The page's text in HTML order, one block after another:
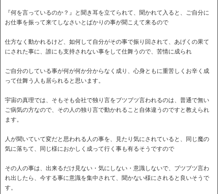
『何を言っているのか？』と聞き耳を立てられて、聞かれて入ると、ご自分に
お仕事を振って来てしなさいとばかりの事が聞こえて来るので
仕方なく動かれるけど、如何して自分がその事で振り回されて、あげくの果て
にされた事に、誰にも支持されない事をして仕舞うので、苦情に成られ
ご自分のしている事が何が何か分からなく成り、心身ともに重苦しくお辛く成
って仕舞う人も居られると思います。
宇宙の真理では、そもそも会社で独り言をブツブツ言われるのは、普通で無い
ご病気の方なので、その人の独り言で動かれること自体違うのですと教えられ
ます。
人が聞いていて変だと思われる人の事を、見たり気にされていると、同じ魔の
気に落ちて、同じ様におかしく成って行く事も有るそうですので
その人の事は、出来るだけ見ない・気にしない・意識しないで、ブツブツ言わ
れ出したら、今する事に意識を集中されて、聞かない様にされると良いそうで
す。